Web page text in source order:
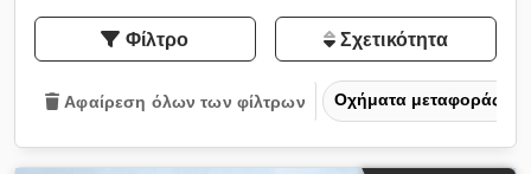
Φίλτρο Σχετικότητα
Αφαίρεση όλων των φίλτρων Οχήματα μεταφοράς